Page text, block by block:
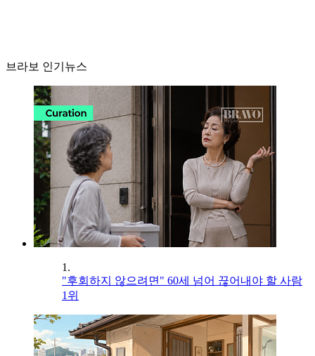
브라보 인기뉴스
1.
"후회하지 않으려면" 60세 넘어 끊어내야 할 사람
1위